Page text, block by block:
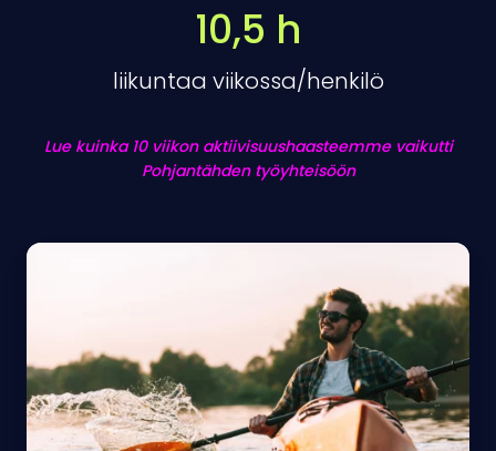
10,5 h
liikuntaa viikossa/henkilö
Lue kuinka 10 viikon aktiivisuushaasteemme vaikutti
Pohjantähden työyhteisöön
Aktiivisuushaaste